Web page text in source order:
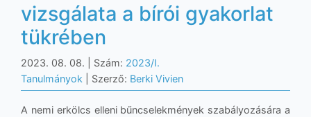
vizsgálata a bírói gyakorlat
tükrében
2023. 08. 08. | Szám: 2023/I.
Tanulmányok | Szerző: Berki Vivien
A nemi erkölcs elleni bűncselekmények szabályozására a